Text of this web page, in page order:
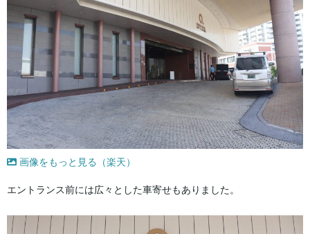
画像をもっと見る（楽天）
エントランス前には広々とした車寄せもありました。